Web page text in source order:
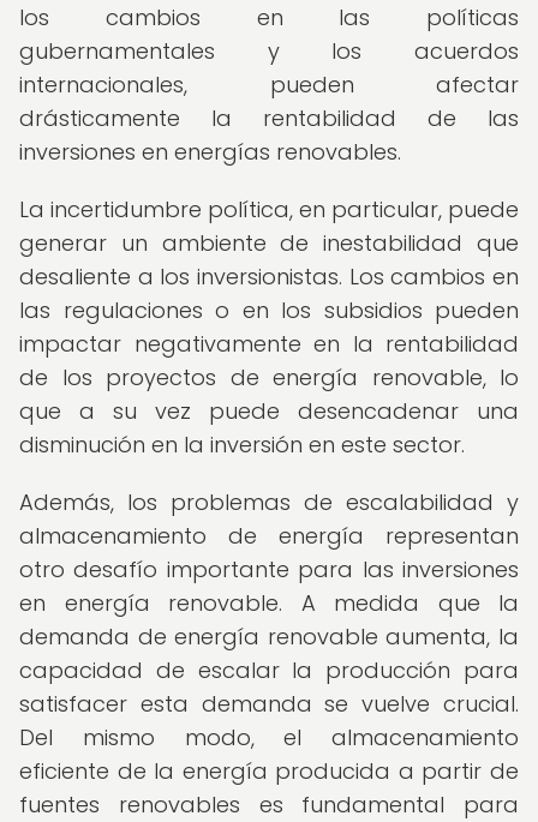
los cambios en las políticas
gubernamentales y los acuerdos
internacionales, pueden afectar
drásticamente la rentabilidad de las
inversiones en energías renovables.
La incertidumbre política, en particular, puede
generar un ambiente de inestabilidad que
desaliente a los inversionistas. Los cambios en
las regulaciones o en los subsidios pueden
impactar negativamente en la rentabilidad
de los proyectos de energía renovable, lo
que a su vez puede desencadenar una
disminución en la inversión en este sector.
Además, los problemas de escalabilidad y
almacenamiento de energía representan
otro desafío importante para las inversiones
en energía renovable. A medida que la
demanda de energía renovable aumenta, la
capacidad de escalar la producción para
satisfacer esta demanda se vuelve crucial.
Del mismo modo, el almacenamiento
eficiente de la energía producida a partir de
fuentes renovables es fundamental para